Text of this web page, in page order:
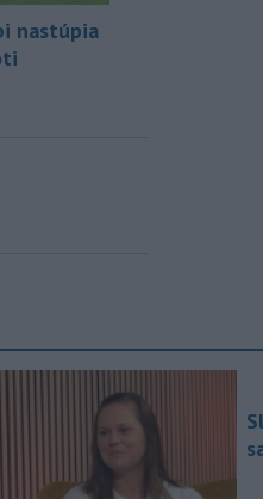
nastúpia